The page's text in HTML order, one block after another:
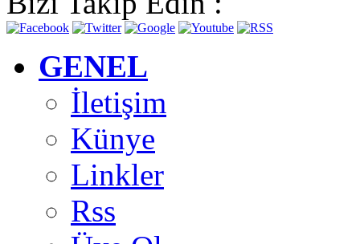
GENEL
İletişim
Künye
Linkler
Rss